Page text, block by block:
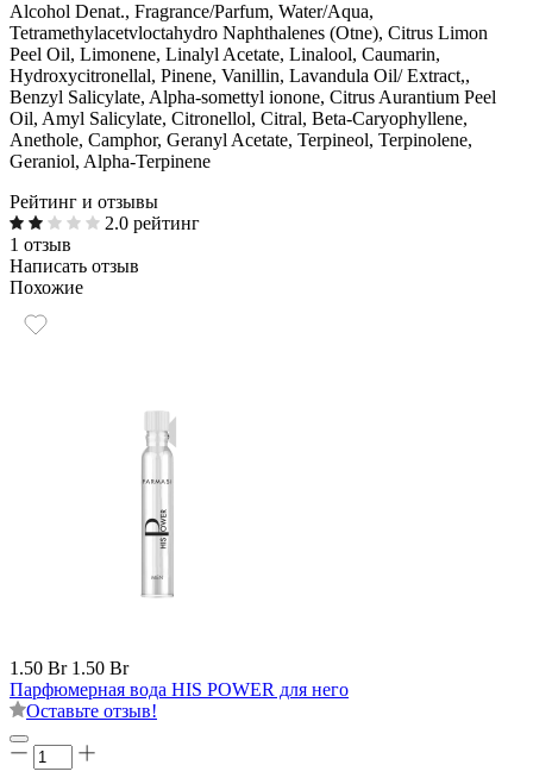
Alcohol Denat., Fragrance/Parfum, Water/Aqua,
Tetramethylacetvloctahydro Naphthalenes (Otne), Citrus Limon
Peel Oil, Limonene, Linalyl Acetate, Linalool, Caumarin,
Hydroxycitronellal, Pinene, Vanillin, Lavandula Oil/ Extract,,
Benzyl Salicylate, Alpha-somettyl ionone, Citrus Aurantium Peel
Oil, Amyl Salicylate, Citronellol, Citral, Beta-Caryophyllene,
Anethole, Camphor, Geranyl Acetate, Terpineol, Terpinolene,
Geraniol, Alpha-Terpinene
Рейтинг и отзывы
2.0 рейтинг
1 отзыв
Написать отзыв
Похожие
1.50 Br 1.50 Br
Парфюмерная вода HIS POWER для него
Оставьте отзыв!